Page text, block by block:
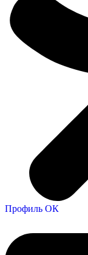
Профиль ОК